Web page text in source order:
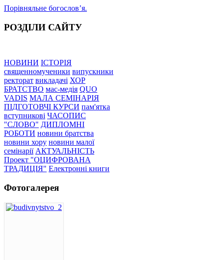
Порівняльне богословʼя.
РОЗДІЛИ САЙТУ
НОВИНИ ІСТОРІЯ
священномученики випускники
ректорат викладачі ХОР
БРАТСТВО мас-медія QUO
VADIS МАЛА СЕМІНАРІЯ
ПІДГОТОВЧІ КУРСИ пам'ятка
вступникові ЧАСОПИС
"СЛОВО" ДИПЛОМНІ
РОБОТИ новини братства
новини хору новини малої
семінарії АКТУАЛЬНІСТЬ
Проект "ОЦИФРОВАНА
ТРАДИЦІЯ" Електронні книги
Фотогалерея